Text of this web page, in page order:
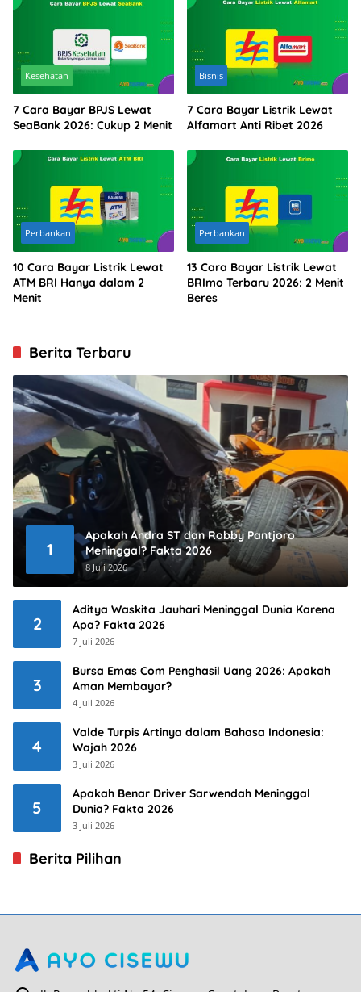
Kesehatan
7 Cara Bayar BPJS Lewat
SeaBank 2026: Cukup 2 Menit
Bisnis
7 Cara Bayar Listrik Lewat
Alfamart Anti Ribet 2026
Perbankan
10 Cara Bayar Listrik Lewat
ATM BRI Hanya dalam 2
Menit
Perbankan
13 Cara Bayar Listrik Lewat
BRImo Terbaru 2026: 2 Menit
Beres
Berita Terbaru
1
Apakah Andra ST dan Robby Pantjoro
Meninggal? Fakta 2026
8 Juli 2026
2
Aditya Waskita Jauhari Meninggal Dunia Karena
Apa? Fakta 2026
7 Juli 2026
3
Bursa Emas Com Penghasil Uang 2026: Apakah
Aman Membayar?
4 Juli 2026
4
Valde Turpis Artinya dalam Bahasa Indonesia:
Wajah 2026
3 Juli 2026
5
Apakah Benar Driver Sarwendah Meninggal
Dunia? Fakta 2026
3 Juli 2026
Berita Pilihan